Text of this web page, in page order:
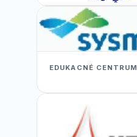
EDUKACNÉ CENTRUM